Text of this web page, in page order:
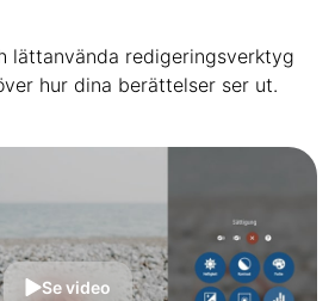
lättanvända redigeringsverktyg
hur dina berättelser ser ut.
Se video